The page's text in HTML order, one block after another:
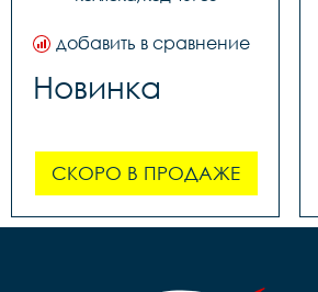
добавить в сравнение
Новинка
СКОРО В ПРОДАЖЕ